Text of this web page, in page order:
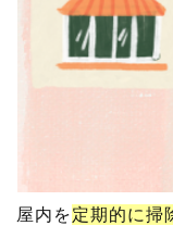
屋内を定期的に掃